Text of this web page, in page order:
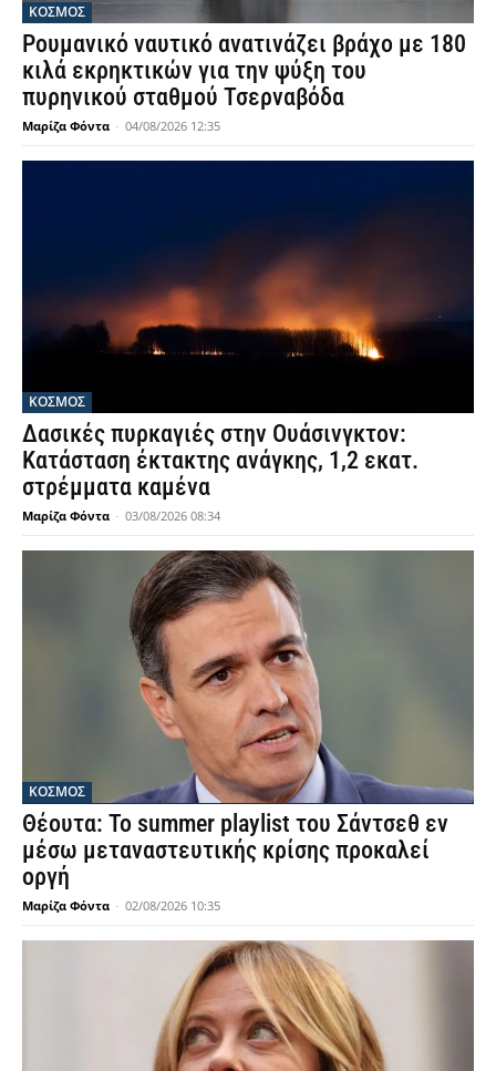
ΚΟΣΜΟΣ
Ρουμανικό ναυτικό ανατινάζει βράχο με 180
κιλά εκρηκτικών για την ψύξη του
πυρηνικού σταθμού Τσερναβόδα
Μαρίζα Φόντα - 04/08/2026 12:35
ΚΟΣΜΟΣ
Δασικές πυρκαγιές στην Ουάσινγκτον:
Κατάσταση έκτακτης ανάγκης, 1,2 εκατ.
στρέμματα καμένα
Μαρίζα Φόντα - 03/08/2026 08:34
ΚΟΣΜΟΣ
Θέουτα: Το summer playlist του Σάντσεθ εν
μέσω μεταναστευτικής κρίσης προκαλεί
οργή
Μαρίζα Φόντα - 02/08/2026 10:35